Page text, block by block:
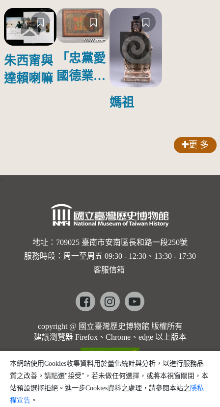
朱西甯與
達賴喇嘛
「忠黨愛
國德業並
媽祖
更 多
地址：709025 臺南市安南區長和路一段250號
服務時段：周一至周五 09:30 - 12:30、13:30 - 17:30
客服信箱
Facebookinstagramyoutube
copyright @ 國立臺灣歷史博物館 版權所有
建議瀏覽器 Firefox、Chrome、edge 以上版本
本網站使用Cookies收集資料用於量化統計與分析，以進行服務品
質之改善。請點選"接受"，若未做任何選擇，或將本視窗關閉，本
站預設選擇拒絕。進一步Cookies資料之處理，請參閱本站之 隱私
權宣告 。